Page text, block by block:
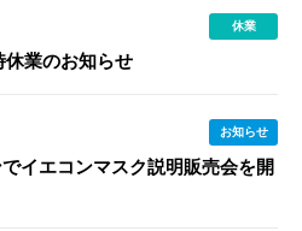
休業
業のお知らせ
お知らせ
イエコンマスク説明販売会を開